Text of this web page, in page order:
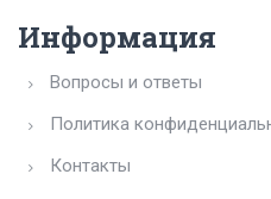
Информация
Вопросы и ответы
Политика
Контакты